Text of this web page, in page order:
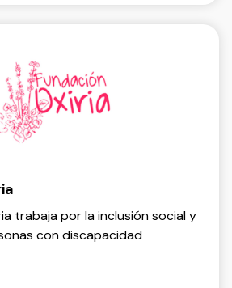
trabaja por la inclusión social y
con discapacidad